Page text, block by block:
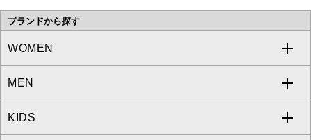
ブランドから探す
WOMEN
a.v.v
MICHEL KLEIN
MEN
a.v.v
KIDS